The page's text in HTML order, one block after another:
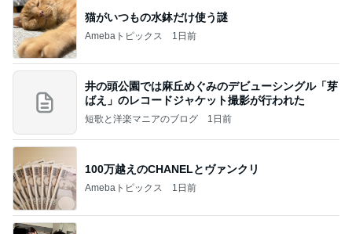
猫がいつもの水鉢だけ使う謎
Amebaトピックス 1日前
井の頭公園では麻丘めぐみのデビューシングル「芽
ばえ」のレコードジャケット撮影が行われた
短歌と洋楽マニアのブログ 1日前
100万越えのCHANELとヴァンクリ
Amebaトピックス 1日前